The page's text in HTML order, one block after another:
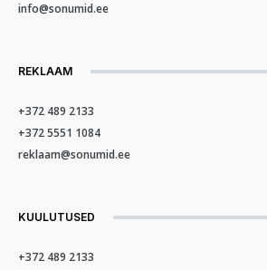
info@sonumid.ee
REKLAAM
+372 489 2133
+372 5551 1084
reklaam@sonumid.ee
KUULUTUSED
+372 489 2133